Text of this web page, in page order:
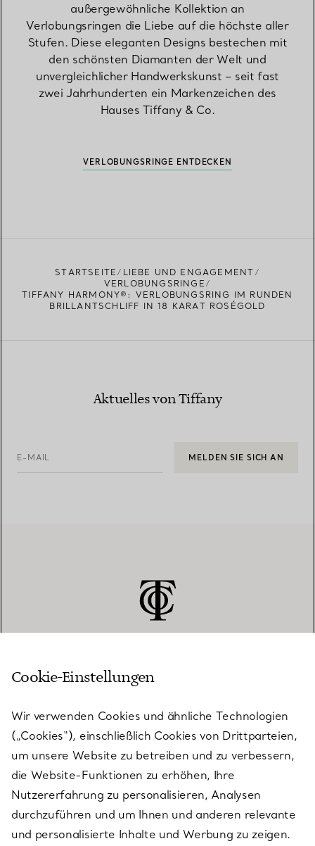
außergewöhnliche Kollektion an
Verlobungsringen die Liebe auf die höchste aller
Stufen. Diese eleganten Designs bestechen mit
den schönsten Diamanten der Welt und
unvergleichlicher Handwerkskunst – seit fast
zwei Jahrhunderten ein Markenzeichen des
Hauses Tiffany & Co.
VERLOBUNGSRINGE ENTDECKEN
STARTSEITE
LIEBE UND ENGAGEMENT
VERLOBUNGSRINGE
TIFFANY HARMONY®: VERLOBUNGSRING IM RUNDEN
BRILLANTSCHLIFF IN 18 KARAT ROSÉGOLD
Aktuelles von Tiffany
E-MAIL MELDEN SIE SICH AN
KUNDENSERVICE
SERVICES
ÜBER TIFFANY & CO.
Cookie-Einstellungen
Wir verwenden Cookies und ähnliche Technologien
(„Cookies“), einschließlich Cookies von Drittparteien,
um unsere Website zu betreiben und zu verbessern,
die Website-Funktionen zu erhöhen, Ihre
Nutzererfahrung zu personalisieren, Analysen
durchzuführen und um Ihnen und anderen relevante
und personalisierte Inhalte und Werbung zu zeigen.